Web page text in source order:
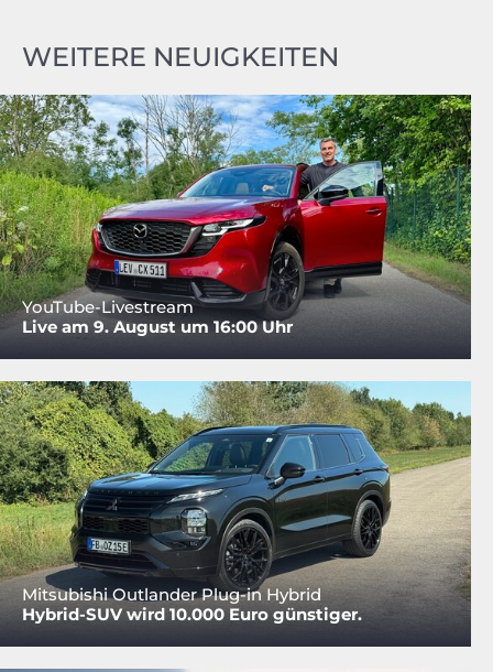
WEITERE NEUIGKEITEN
YouTube-Livestream
Live am 9. August um 16:00 Uhr
Mitsubishi Outlander Plug-in Hybrid
Hybrid-SUV wird 10.000 Euro günstiger.